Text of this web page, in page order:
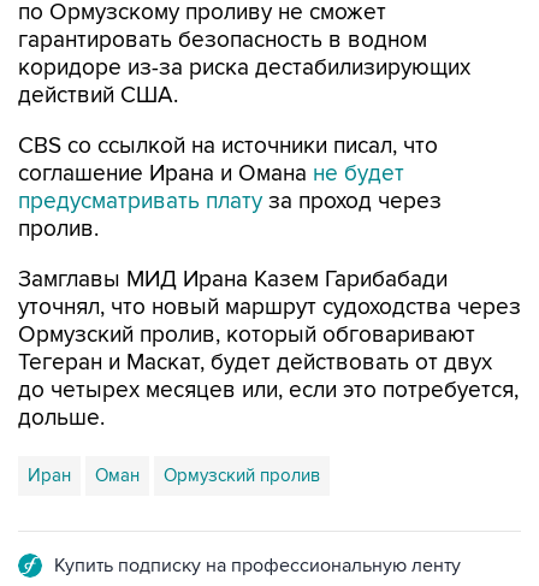
по Ормузскому проливу не сможет
гарантировать безопасность в водном
коридоре из-за риска дестабилизирующих
действий США.
CBS со ссылкой на источники писал, что
соглашение Ирана и Омана не будет
предусматривать плату за проход через
пролив.
Замглавы МИД Ирана Казем Гарибабади
уточнял, что новый маршрут судоходства через
Ормузский пролив, который обговаривают
Тегеран и Маскат, будет действовать от двух
до четырех месяцев или, если это потребуется,
дольше.
Иран Оман Ормузский пролив
Купить подписку на профессиональную ленту